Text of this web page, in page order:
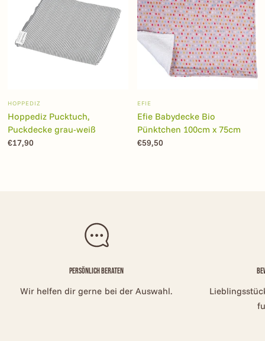
HOPPEDIZ
Hoppediz Pucktuch,
Puckdecke grau-weiß
€17,90
EFIE
Efie Babydecke Bio
Pünktchen 100cm x 75cm
€59,50
Persönlich beraten
Wir helfen dir gerne bei der Auswahl.